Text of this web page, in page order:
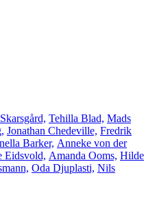
Tehilla Blad, Mads
Jonathan Chedeville, Fredrik
Barker, Anneke von der
Eidsvold, Amanda Ooms, Hilde
Oda Djuplasti, Nils